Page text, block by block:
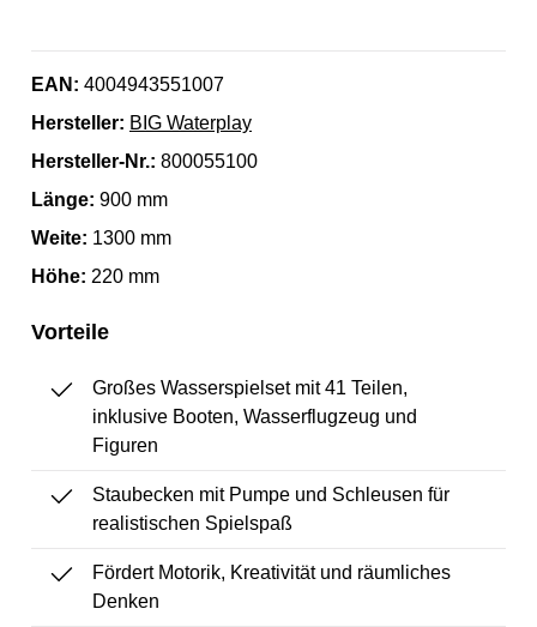
EAN: 4004943551007
Hersteller: BIG Waterplay
Hersteller-Nr.: 800055100
Länge: 900 mm
Weite: 1300 mm
Höhe: 220 mm
Vorteile
Großes Wasserspielset mit 41 Teilen,
inklusive Booten, Wasserflugzeug und
Figuren
Staubecken mit Pumpe und Schleusen für
realistischen Spielspaß
Fördert Motorik, Kreativität und räumliches
Denken